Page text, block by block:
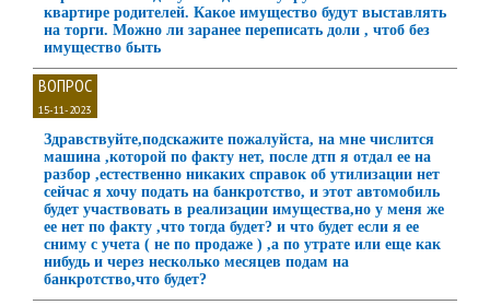
квартире родителей. Какое имущество будут выставлять
на торги. Можно ли заранее переписать доли , чтоб без
имущество быть
ВОПРОС
15-11-2023
Здравствуйте,подскажите пожалуйста, на мне числится
машина ,которой по факту нет, после дтп я отдал ее на
разбор ,естественно никаких справок об утилизации нет
сейчас я хочу подать на банкротство, и этот автомобиль
будет участвовать в реализации имущества,но у меня же
ее нет по факту ,что тогда будет? и что будет если я ее
сниму с учета ( не по продаже ) ,а по утрате или еще как
нибудь и через несколько месяцев подам на
банкротство,что будет?